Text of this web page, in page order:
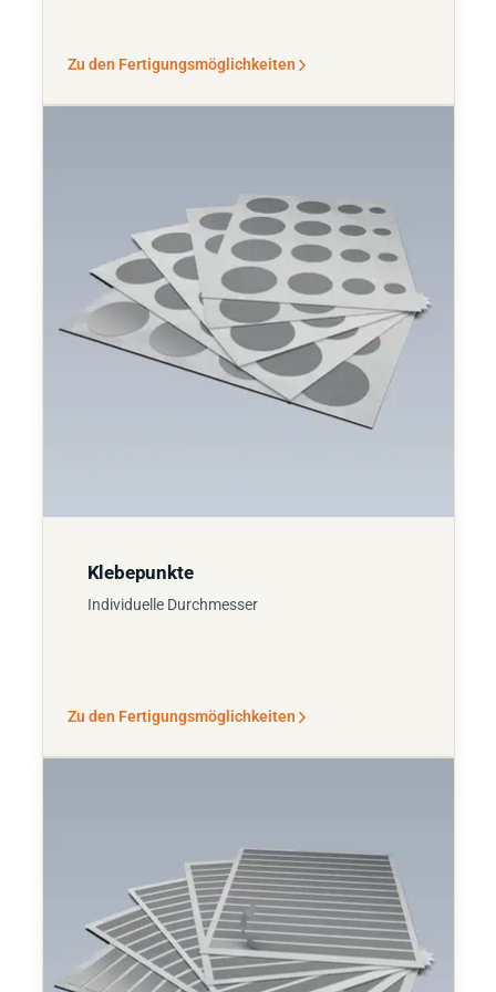
Zu den Fertigungsmöglichkeiten
Klebepunkte
Individuelle Durchmesser
Zu den Fertigungsmöglichkeiten